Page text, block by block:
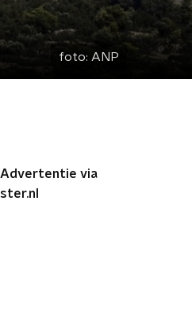
foto: ANP
Advertentie via
ster.nl